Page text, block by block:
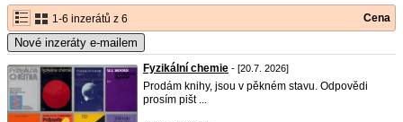
1-6 inzerátů z 6 Cena
Nové inzeráty e-mailem
Fyzikální chemie - [20.7. 2026]
Prodám knihy, jsou v pěkném stavu. Odpovědi
prosím pišt ...